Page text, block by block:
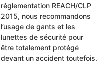
réglementation REACH/CLP
2015, nous recommandons
l’usage de gants et les
lunettes de sécurité pour
être totalement protégé
devant un accident toutefois.